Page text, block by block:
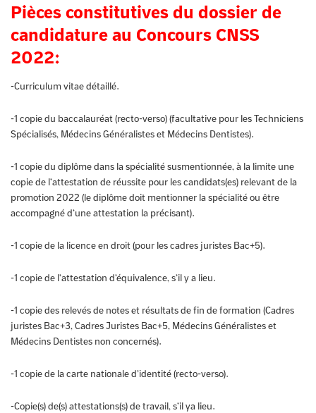
Pièces constitutives du dossier de
candidature au Concours CNSS
2022:
-Curriculum vitae détaillé.
-1 copie du baccalauréat (recto-verso) (facultative pour les Techniciens
Spécialisés, Médecins Généralistes et Médecins Dentistes).
-1 copie du diplôme dans la spécialité susmentionnée, à la limite une
copie de l’attestation de réussite pour les candidats(es) relevant de la
promotion 2022 (le diplôme doit mentionner la spécialité ou être
accompagné d’une attestation la précisant).
-1 copie de la licence en droit (pour les cadres juristes Bac+5).
-1 copie de l’attestation d’équivalence, s’il y a lieu.
-1 copie des relevés de notes et résultats de fin de formation (Cadres
juristes Bac+3, Cadres Juristes Bac+5, Médecins Généralistes et
Médecins Dentistes non concernés).
-1 copie de la carte nationale d’identité (recto-verso).
-Copie(s) de(s) attestations(s) de travail, s’il ya lieu.